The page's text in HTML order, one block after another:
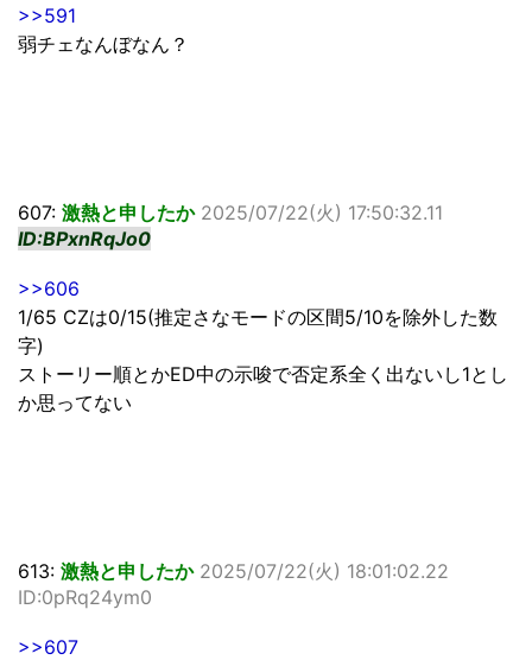
>>591
弱チェなんぼなん？
607: 激熱と申したか 2025/07/22(火) 17:50:32.11
ID:BPxnRqJo0
>>606
1/65 CZは0/15(推定さなモードの区間5/10を除外した数
字)
ストーリー順とかED中の示唆で否定系全く出ないし1とし
か思ってない
613: 激熱と申したか 2025/07/22(火) 18:01:02.22
ID:0pRq24ym0
>>607